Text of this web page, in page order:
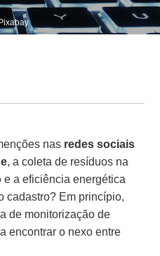
nas redes sociais
, a coleta de resíduos na
e a eficiência energética
cadastro? Em princípio,
de monitorização de
encontrar o nexo entre